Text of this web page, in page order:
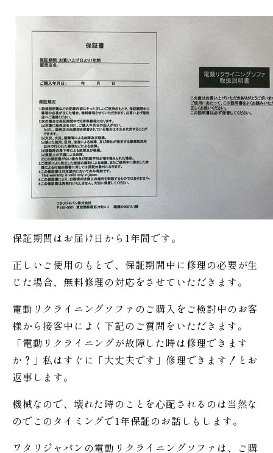
保証期間はお届け日から1年間です。
正しいご使用のもとで、保証期間中に修理の必要が生
じた場合、無料修理の対応をさせていただきます。
電動リクライニングソファのご購入をご検討中のお客
様から接客中によく下記のご質問をいただきます。
「電動リクライニングが故障した時は修理できます
か？」私はすぐに「大丈夫です」修理できます！とお
返事します。
機械なので、壊れた時のことを心配されるのは当然な
のでこのタイミングで1年保証のお話しもします。
ワタリジャパンの電動リクライニングソファは、ご購